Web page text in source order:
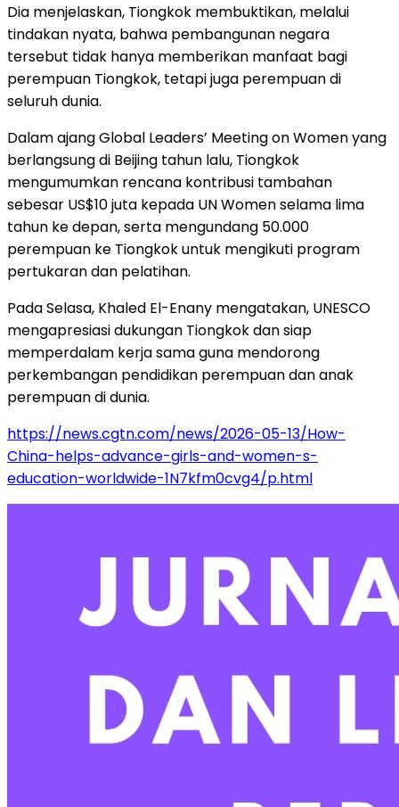
Dia menjelaskan, Tiongkok membuktikan, melalui
tindakan nyata, bahwa pembangunan negara
tersebut tidak hanya memberikan manfaat bagi
perempuan Tiongkok, tetapi juga perempuan di
seluruh dunia.
Dalam ajang Global Leaders’ Meeting on Women yang
berlangsung di Beijing tahun lalu, Tiongkok
mengumumkan rencana kontribusi tambahan
sebesar US$10 juta kepada UN Women selama lima
tahun ke depan, serta mengundang 50.000
perempuan ke Tiongkok untuk mengikuti program
pertukaran dan pelatihan.
Pada Selasa, Khaled El-Enany mengatakan, UNESCO
mengapresiasi dukungan Tiongkok dan siap
memperdalam kerja sama guna mendorong
perkembangan pendidikan perempuan dan anak
perempuan di dunia.
https://news.cgtn.com/news/2026-05-13/How-
China-helps-advance-girls-and-women-s-
education-worldwide-1N7kfm0cvg4/p.html